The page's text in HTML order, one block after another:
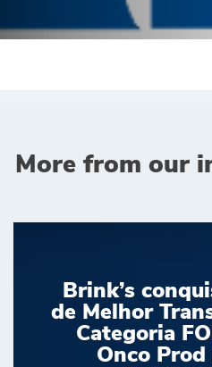
More from our
Brink’s
de Melhor
Categoria
Onco Prod